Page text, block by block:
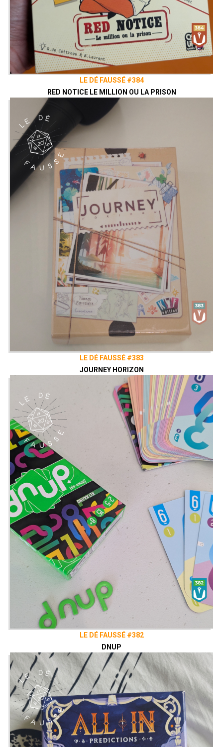
LE DÉ FAUSSÉ #384
RED NOTICE LE MILLION OU LA PRISON
LE DÉ FAUSSÉ #383
JOURNEY HORIZON
LE DÉ FAUSSÉ #382
DNUP